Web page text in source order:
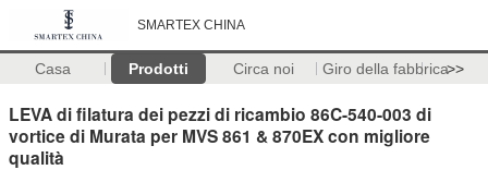
SMARTEX CHINA
Casa Prodotti Circa noi Giro della fabbrica>>
LEVA di filatura dei pezzi di ricambio 86C-540-003 di
vortice di Murata per MVS 861 & 870EX con migliore
qualità